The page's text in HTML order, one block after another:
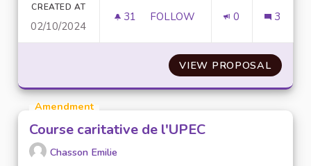
CREATED AT
02/10/2024
31 31 FOLLOWERS
FOLLOW 0 3
VIEW PROPOSAL
Amendment
Course caritative de l'UPEC
Chasson Emilie